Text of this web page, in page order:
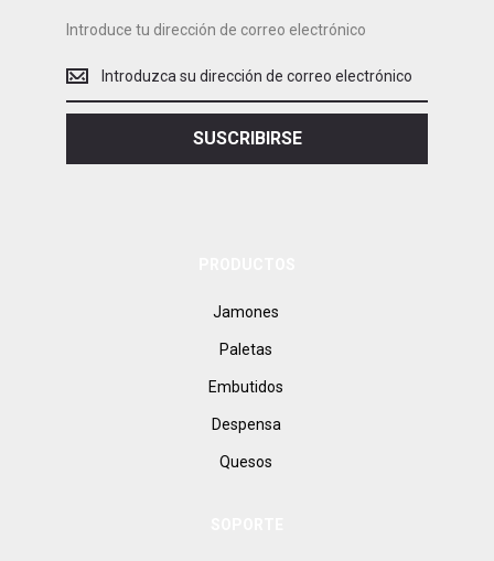
Introduce tu dirección de correo electrónico
tu
dirección
SUSCRIBIRSE
Jamones
Paletas
Embutidos
Despensa
Quesos